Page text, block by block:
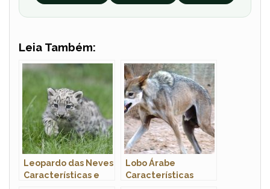
Leia Também:
Leopardo das Neves
Características e
Lobo Árabe
Características